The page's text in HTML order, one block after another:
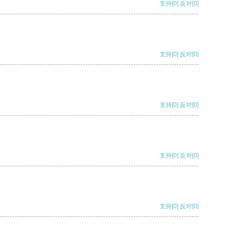
支持[0] 反对[0]
支持[0] 反对[0]
支持[0] 反对[0]
支持[0] 反对[0]
支持[0] 反对[0]